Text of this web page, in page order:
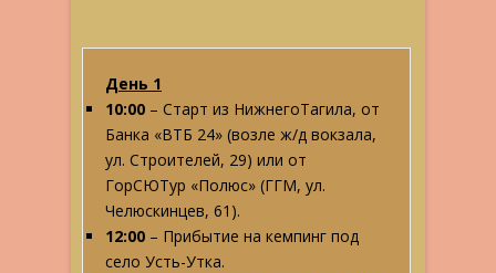
День 1
10:00 – Старт из НижнегоТагила, от
Банка «ВТБ 24» (возле ж/д вокзала,
ул. Строителей, 29) или от
ГорСЮТур «Полюс» (ГГМ, ул.
Челюскинцев, 61).
12:00 – Прибытие на кемпинг под
село Усть-Утка.